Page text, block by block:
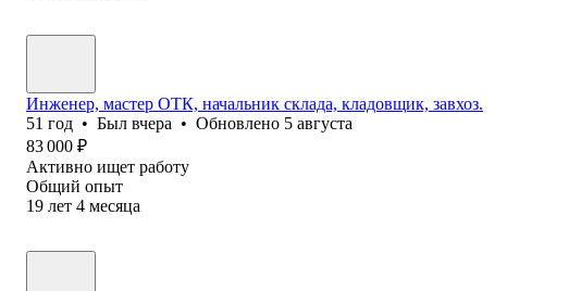
Инженер, мастер ОТК, начальник склада, кладовщик, завхоз.
51 год • Был вчера • Обновлено 5 августа
83 000 ₽
Активно ищет работу
Общий опыт
19 лет 4 месяца